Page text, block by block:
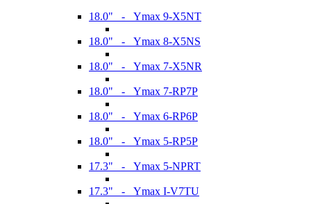
18.0" - Ymax 9-X5NT
18.0" - Ymax 8-X5NS
18.0" - Ymax 7-X5NR
18.0" - Ymax 7-RP7P
18.0" - Ymax 6-RP6P
18.0" - Ymax 5-RP5P
17.3" - Ymax 5-NPRT
17.3" - Ymax I-V7TU